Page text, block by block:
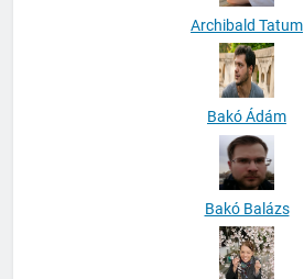
Archibald Tatum
Bakó Ádám
Bakó Balázs